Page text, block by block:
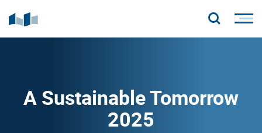
A Sustainable Tomorrow
2025